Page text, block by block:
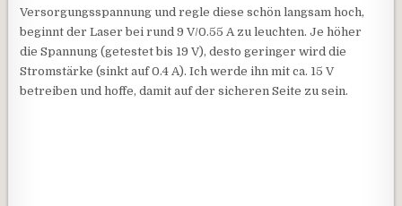
Versorgungsspannung und regle diese schön langsam hoch,
beginnt der Laser bei rund 9 V/0.55 A zu leuchten. Je höher
die Spannung (getestet bis 19 V), desto geringer wird die
Stromstärke (sinkt auf 0.4 A). Ich werde ihn mit ca. 15 V
betreiben und hoffe, damit auf der sicheren Seite zu sein.